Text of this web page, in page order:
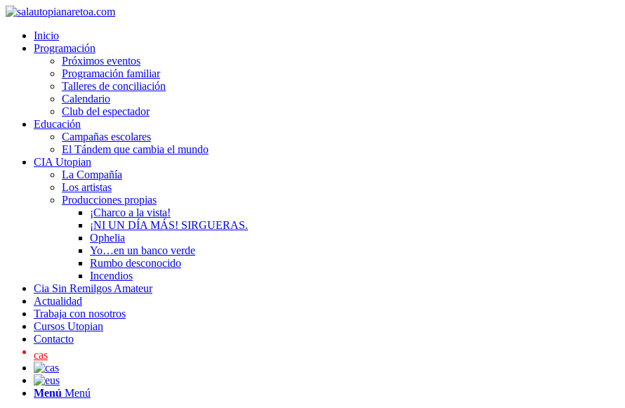
Inicio
Programación
Próximos eventos
Programación familiar
Talleres de conciliación
Calendario
Club del espectador
Educación
Campañas escolares
El Tándem que cambia el mundo
CIA Utopian
La Compañía
Los artistas
Producciones propias
¡Charco a la vista!
¡NI UN DÍA MÁS! SIRGUERAS.
Ophelia
Yo…en un banco verde
Rumbo desconocido
Incendios
Cia Sin Remilgos Amateur
Actualidad
Trabaja con nosotros
Cursos Utopian
Contacto
cas
Menú Menú